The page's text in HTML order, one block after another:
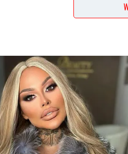
oder Anregungen zum
es gemacht…
Salz, Pfeffer und
abtropfen lassen, Zwiebeln
zerkleinern und ebenfalls
zerpflücken. Ganz vorsichtig